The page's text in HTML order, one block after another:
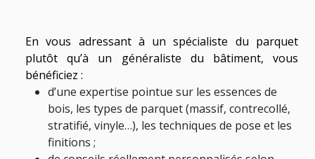
En vous adressant à un spécialiste du parquet
plutôt qu’à un généraliste du bâtiment, vous
bénéficiez :
d’une expertise pointue sur les essences de
bois, les types de parquet (massif, contrecollé,
stratifié, vinyle…), les techniques de pose et les
finitions ;